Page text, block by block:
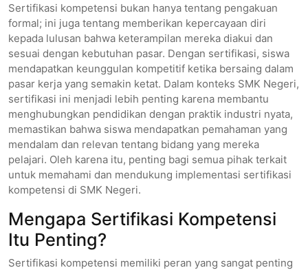
Sertifikasi kompetensi bukan hanya tentang pengakuan
formal; ini juga tentang memberikan kepercayaan diri
kepada lulusan bahwa keterampilan mereka diakui dan
sesuai dengan kebutuhan pasar. Dengan sertifikasi, siswa
mendapatkan keunggulan kompetitif ketika bersaing dalam
pasar kerja yang semakin ketat. Dalam konteks SMK Negeri,
sertifikasi ini menjadi lebih penting karena membantu
menghubungkan pendidikan dengan praktik industri nyata,
memastikan bahwa siswa mendapatkan pemahaman yang
mendalam dan relevan tentang bidang yang mereka
pelajari. Oleh karena itu, penting bagi semua pihak terkait
untuk memahami dan mendukung implementasi sertifikasi
kompetensi di SMK Negeri.
Mengapa Sertifikasi Kompetensi
Itu Penting?
Sertifikasi kompetensi memiliki peran yang sangat penting